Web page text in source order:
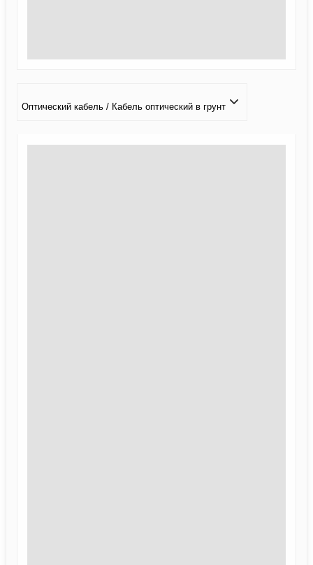
Оптический кабель / Кабель оптический в грунт